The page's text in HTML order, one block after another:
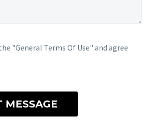
"General Terms Of Use" and agree